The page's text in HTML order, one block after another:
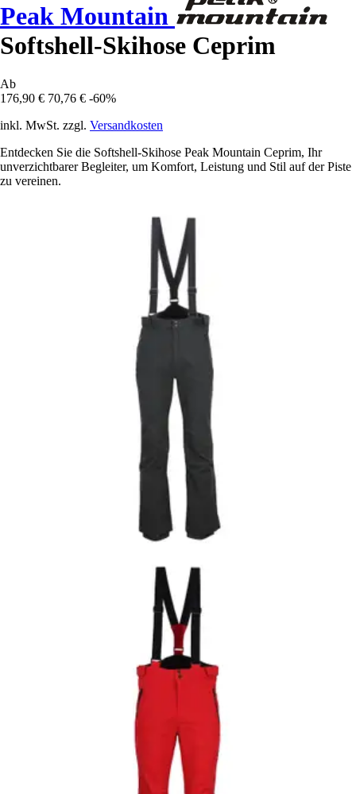
Peak Mountain
Softshell-Skihose Ceprim
Ab
176,90 € 70,76 € -60%
inkl. MwSt. zzgl. Versandkosten
Entdecken Sie die Softshell-Skihose Peak Mountain Ceprim, Ihr
unverzichtbarer Begleiter, um Komfort, Leistung und Stil auf der Piste
zu vereinen.